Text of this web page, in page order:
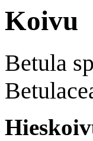
Koivu
Betula